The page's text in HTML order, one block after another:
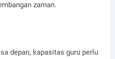
zaman.
depan, kapasitas guru perlu